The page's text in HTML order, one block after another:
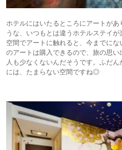
ホテルにはいたるところにアートが
うな、いつもとは違うホテルステイ
空間でアートに触れると、今までに
のアートは購入できるので、旅の思
人も少なくないんだそうです。ふだ
には、たまらない空間ですね◎